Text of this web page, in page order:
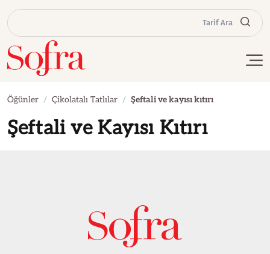
Tarif Ara
Öğünler Çikolatalı Tatlılar Şeftali ve kayısı kıtırı
Şeftali ve Kayısı Kıtırı